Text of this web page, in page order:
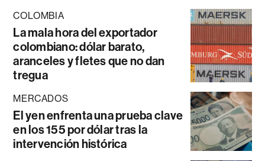
COLOMBIA
La mala hora del exportador
colombiano: dólar barato,
aranceles y fletes que no dan
tregua
MERCADOS
El yen enfrenta una prueba clave
en los 155 por dólar tras la
intervención histórica